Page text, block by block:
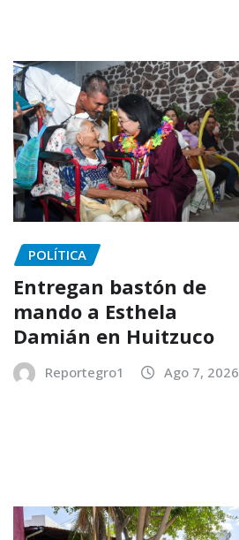
POLÍTICA
Entregan bastón de
mando a Esthela
Damián en Huitzuco
Reportegro1 Ago 7, 2026